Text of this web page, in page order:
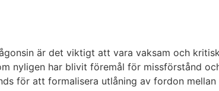
är det viktigt att vara vaksam och
nyligen har blivit föremål för missförstånd
för att formalisera utlåning av fordon mellan